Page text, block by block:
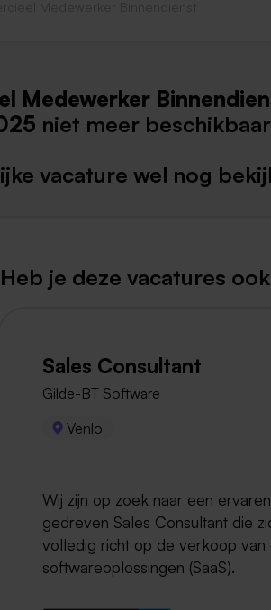
Medewerker
niet meer
vacature wel nog
Heb je deze vacatures
Sales Consultant
Gilde-BT Software
Venlo
Wij zijn op zoek naar een
gedreven Sales Consultant die
volledig richt op de verkoop van
softwareoplossingen (SaaS).